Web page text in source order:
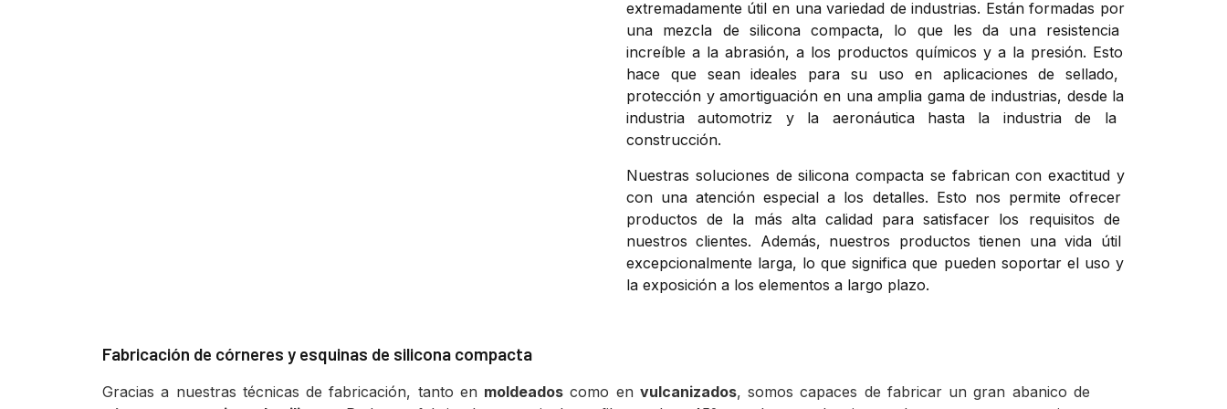
extremadamente útil en unavariedad de industrias. Estánformadas por
unamezcla de siliconacompacta, lo que les da unaresistencia
increíble a la abrasión, a los productos químicos yalapresión. Esto
hace que seanideales para su uso enaplicaciones de sellado,
protecciónyamortiguación enunaamplia gamade industrias, desde la
industriaautomotriz yla aeronáuticahasta la industriade la
construcción.
Nuestras soluciones de silicona compacta se fabricancon exactitud y
conuna atención especial a los detalles. Esto nos permite ofrecer
productos de la más altacalidadpara satisfacer los requisitos de
nuestros clientes. Además, nuestros productos tienen unavida útil
excepcionalmente larga, lo que significa que puedensoportareluso y
laexposiciónalos elementos alargo plazo.
Fabricación de córneres y esquinas de silicona compacta
Gracias a nuestras técnicas de fabricación, tanto en moldeados como en vulcanizados, somos capaces de fabricar un gran abanico de